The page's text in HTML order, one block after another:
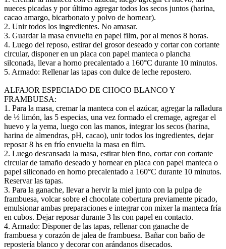
nueces picadas y por último agregar todos los secos juntos (harina,
cacao amargo, bicarbonato y polvo de hornear).
2. Unir todos los ingredientes. No amasar.
3. Guardar la masa envuelta en papel film, por al menos 8 horas.
4. Luego del reposo, estirar del grosor deseado y cortar con cortante
circular, disponer en un placa con papel manteca o plancha
silconada, llevar a horno precalentado a 160°C durante 10 minutos.
5. Armado: Rellenar las tapas con dulce de leche repostero.
ALFAJOR ESPECIADO DE CHOCO BLANCO Y
FRAMBUESA:
1. Para la masa, cremar la manteca con el azúcar, agregar la ralladura
de ½ limón, las 5 especias, una vez formado el cremage, agregar el
huevo y la yema, luego con las manos, integrar los secos (harina,
harina de almendras, pH, cacao), unir todos los ingredientes, dejar
reposar 8 hs en frío envuelta la masa en film.
2. Luego descansada la masa, estirar bien fino, cortar con cortante
circular de tamaño deseado y hornear en placa con papel manteca o
papel siliconado en horno precalentado a 160°C durante 10 minutos.
Reservar las tapas.
3. Para la ganache, llevar a hervir la miel junto con la pulpa de
frambuesa, volcar sobre el chocolate cobertura previamente picado,
emulsionar ambas preparaciones e integrar con mixer la manteca fría
en cubos. Dejar reposar durante 3 hs con papel en contacto.
4. Armado: Disponer de las tapas, rellenar con ganache de
frambuesa y corazón de jalea de frambuesa. Bañar con baño de
repostería blanco y decorar con arándanos disecados.